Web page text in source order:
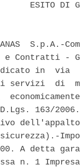
ESITO DI
S.p.A.-
Contratti -
in
servizi  di
163/
A detta
n. 1